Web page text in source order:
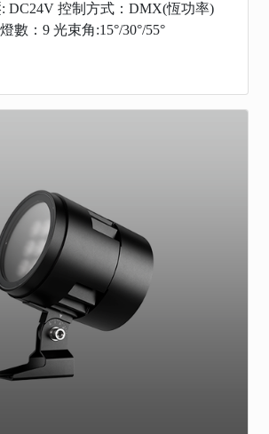
DC24V 控制方式：DMX(恆功率)
數：9 光束角:15°/30°/55°